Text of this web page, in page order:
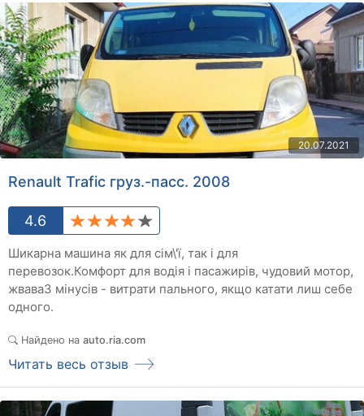
20.07.2021
Renault Trafic груз.-пасс. 2008
4.6
Шикарна машина як для сім\'ї, так і для
перевозок.Комфорт для водія і пасажирів, чудовий мотор,
жваваЗ мінусів - витрати пального, якщо катати лиш себе
одного.
Найдено на auto.ria.com
Читать весь отзыв